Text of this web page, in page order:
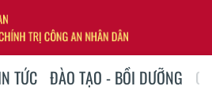
TỨC ĐÀO TẠO - BỒI DƯỠNG